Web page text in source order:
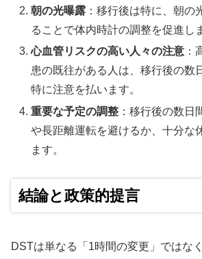
朝の光曝露 ：移行後は特に、朝の
ることで体内時計の調整を促進し
心血管リスクの高い人々の注意 ：
患の既往がある人は、移行後の数
特に注意を払います。
重要な予定の調整 ：移行後の数日
や長距離運転を避けるか、十分な
ます。
結論と政策的提言
DSTは単なる「1時間の変更」ではな